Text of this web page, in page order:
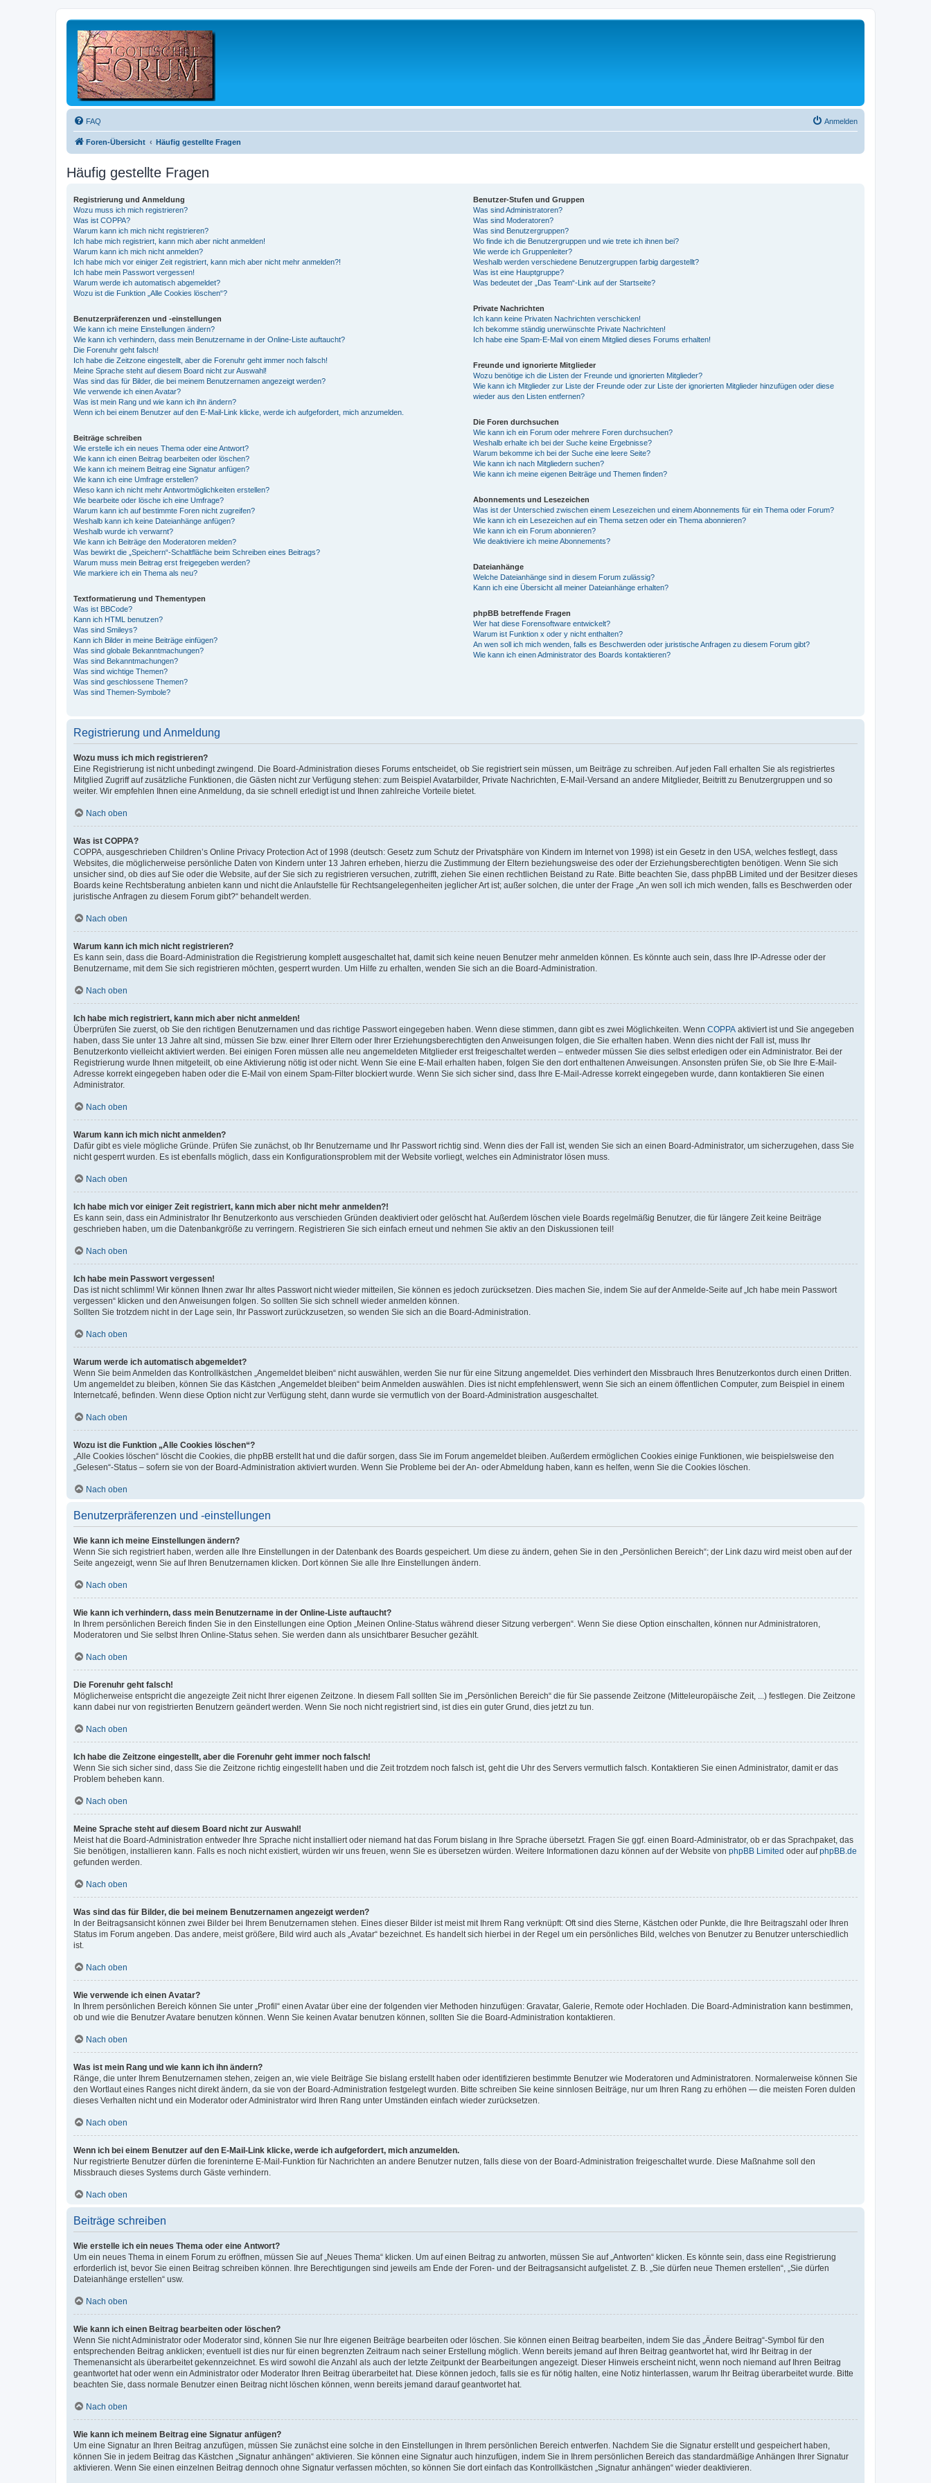
FAQ Anmelden
Foren-Übersicht Häufig gestellte Fragen
Häufig gestellte Fragen
Registrierung und Anmeldung
Wozu muss ich mich registrieren?
Was ist COPPA?
Warum kann ich mich nicht registrieren?
Ich habe mich registriert, kann mich aber nicht anmelden!
Warum kann ich mich nicht anmelden?
Ich habe mich vor einiger Zeit registriert, kann mich aber nicht mehr anmelden?!
Ich habe mein Passwort vergessen!
Warum werde ich automatisch abgemeldet?
Wozu ist die Funktion „Alle Cookies löschen“?
Benutzerpräferenzen und -einstellungen
Wie kann ich meine Einstellungen ändern?
Wie kann ich verhindern, dass mein Benutzername in der Online-Liste auftaucht?
Die Forenuhr geht falsch!
Ich habe die Zeitzone eingestellt, aber die Forenuhr geht immer noch falsch!
Meine Sprache steht auf diesem Board nicht zur Auswahl!
Was sind das für Bilder, die bei meinem Benutzernamen angezeigt werden?
Wie verwende ich einen Avatar?
Was ist mein Rang und wie kann ich ihn ändern?
Wenn ich bei einem Benutzer auf den E-Mail-Link klicke, werde ich aufgefordert, mich anzumelden.
Beiträge schreiben
Wie erstelle ich ein neues Thema oder eine Antwort?
Wie kann ich einen Beitrag bearbeiten oder löschen?
Wie kann ich meinem Beitrag eine Signatur anfügen?
Wie kann ich eine Umfrage erstellen?
Wieso kann ich nicht mehr Antwortmöglichkeiten erstellen?
Wie bearbeite oder lösche ich eine Umfrage?
Warum kann ich auf bestimmte Foren nicht zugreifen?
Weshalb kann ich keine Dateianhänge anfügen?
Weshalb wurde ich verwarnt?
Wie kann ich Beiträge den Moderatoren melden?
Was bewirkt die „Speichern“-Schaltfläche beim Schreiben eines Beitrags?
Warum muss mein Beitrag erst freigegeben werden?
Wie markiere ich ein Thema als neu?
Textformatierung und Thementypen
Was ist BBCode?
Kann ich HTML benutzen?
Was sind Smileys?
Kann ich Bilder in meine Beiträge einfügen?
Was sind globale Bekanntmachungen?
Was sind Bekanntmachungen?
Was sind wichtige Themen?
Was sind geschlossene Themen?
Was sind Themen-Symbole?
Benutzer-Stufen und Gruppen
Was sind Administratoren?
Was sind Moderatoren?
Was sind Benutzergruppen?
Wo finde ich die Benutzergruppen und wie trete ich ihnen bei?
Wie werde ich Gruppenleiter?
Weshalb werden verschiedene Benutzergruppen farbig dargestellt?
Was ist eine Hauptgruppe?
Was bedeutet der „Das Team“-Link auf der Startseite?
Private Nachrichten
Ich kann keine Privaten Nachrichten verschicken!
Ich bekomme ständig unerwünschte Private Nachrichten!
Ich habe eine Spam-E-Mail von einem Mitglied dieses Forums erhalten!
Freunde und ignorierte Mitglieder
Wozu benötige ich die Listen der Freunde und ignorierten Mitglieder?
Wie kann ich Mitglieder zur Liste der Freunde oder zur Liste der ignorierten Mitglieder hinzufügen oder diese
wieder aus den Listen entfernen?
Die Foren durchsuchen
Wie kann ich ein Forum oder mehrere Foren durchsuchen?
Weshalb erhalte ich bei der Suche keine Ergebnisse?
Warum bekomme ich bei der Suche eine leere Seite?
Wie kann ich nach Mitgliedern suchen?
Wie kann ich meine eigenen Beiträge und Themen finden?
Abonnements und Lesezeichen
Was ist der Unterschied zwischen einem Lesezeichen und einem Abonnements für ein Thema oder Forum?
Wie kann ich ein Lesezeichen auf ein Thema setzen oder ein Thema abonnieren?
Wie kann ich ein Forum abonnieren?
Wie deaktiviere ich meine Abonnements?
Dateianhänge
Welche Dateianhänge sind in diesem Forum zulässig?
Kann ich eine Übersicht all meiner Dateianhänge erhalten?
phpBB betreffende Fragen
Wer hat diese Forensoftware entwickelt?
Warum ist Funktion x oder y nicht enthalten?
An wen soll ich mich wenden, falls es Beschwerden oder juristische Anfragen zu diesem Forum gibt?
Wie kann ich einen Administrator des Boards kontaktieren?
Registrierung und Anmeldung
Wozu muss ich mich registrieren?
Eine Registrierung ist nicht unbedingt zwingend. Die Board-Administration dieses Forums entscheidet, ob Sie registriert sein müssen, um Beiträge zu schreiben. Auf jeden Fall erhalten Sie als registriertes
Mitglied Zugriff auf zusätzliche Funktionen, die Gästen nicht zur Verfügung stehen: zum Beispiel Avatarbilder, Private Nachrichten, E-Mail-Versand an andere Mitglieder, Beitritt zu Benutzergruppen und so
weiter. Wir empfehlen Ihnen eine Anmeldung, da sie schnell erledigt ist und Ihnen zahlreiche Vorteile bietet.
Nach oben
Was ist COPPA?
COPPA, ausgeschrieben Children’s Online Privacy Protection Act of 1998 (deutsch: Gesetz zum Schutz der Privatsphäre von Kindern im Internet von 1998) ist ein Gesetz in den USA, welches festlegt, dass
Websites, die möglicherweise persönliche Daten von Kindern unter 13 Jahren erheben, hierzu die Zustimmung der Eltern beziehungsweise des oder der Erziehungsberechtigten benötigen. Wenn Sie sich
unsicher sind, ob dies auf Sie oder die Website, auf der Sie sich zu registrieren versuchen, zutrifft, ziehen Sie einen rechtlichen Beistand zu Rate. Bitte beachten Sie, dass phpBB Limited und der Besitzer dieses
Boards keine Rechtsberatung anbieten kann und nicht die Anlaufstelle für Rechtsangelegenheiten jeglicher Art ist; außer solchen, die unter der Frage „An wen soll ich mich wenden, falls es Beschwerden oder
juristische Anfragen zu diesem Forum gibt?“ behandelt werden.
Nach oben
Warum kann ich mich nicht registrieren?
Es kann sein, dass die Board-Administration die Registrierung komplett ausgeschaltet hat, damit sich keine neuen Benutzer mehr anmelden können. Es könnte auch sein, dass Ihre IP-Adresse oder der
Benutzername, mit dem Sie sich registrieren möchten, gesperrt wurden. Um Hilfe zu erhalten, wenden Sie sich an die Board-Administration.
Nach oben
Ich habe mich registriert, kann mich aber nicht anmelden!
Überprüfen Sie zuerst, ob Sie den richtigen Benutzernamen und das richtige Passwort eingegeben haben. Wenn diese stimmen, dann gibt es zwei Möglichkeiten. Wenn COPPA aktiviert ist und Sie angegeben
haben, dass Sie unter 13 Jahre alt sind, müssen Sie bzw. einer Ihrer Eltern oder Ihrer Erziehungsberechtigten den Anweisungen folgen, die Sie erhalten haben. Wenn dies nicht der Fall ist, muss Ihr
Benutzerkonto vielleicht aktiviert werden. Bei einigen Foren müssen alle neu angemeldeten Mitglieder erst freigeschaltet werden – entweder müssen Sie dies selbst erledigen oder ein Administrator. Bei der
Registrierung wurde Ihnen mitgeteilt, ob eine Aktivierung nötig ist oder nicht. Wenn Sie eine E-Mail erhalten haben, folgen Sie den dort enthaltenen Anweisungen. Ansonsten prüfen Sie, ob Sie Ihre E-Mail-
Adresse korrekt eingegeben haben oder die E-Mail von einem Spam-Filter blockiert wurde. Wenn Sie sich sicher sind, dass Ihre E-Mail-Adresse korrekt eingegeben wurde, dann kontaktieren Sie einen
Administrator.
Nach oben
Warum kann ich mich nicht anmelden?
Dafür gibt es viele mögliche Gründe. Prüfen Sie zunächst, ob Ihr Benutzername und Ihr Passwort richtig sind. Wenn dies der Fall ist, wenden Sie sich an einen Board-Administrator, um sicherzugehen, dass Sie
nicht gesperrt wurden. Es ist ebenfalls möglich, dass ein Konfigurationsproblem mit der Website vorliegt, welches ein Administrator lösen muss.
Nach oben
Ich habe mich vor einiger Zeit registriert, kann mich aber nicht mehr anmelden?!
Es kann sein, dass ein Administrator Ihr Benutzerkonto aus verschieden Gründen deaktiviert oder gelöscht hat. Außerdem löschen viele Boards regelmäßig Benutzer, die für längere Zeit keine Beiträge
geschrieben haben, um die Datenbankgröße zu verringern. Registrieren Sie sich einfach erneut und nehmen Sie aktiv an den Diskussionen teil!
Nach oben
Ich habe mein Passwort vergessen!
Das ist nicht schlimm! Wir können Ihnen zwar Ihr altes Passwort nicht wieder mitteilen, Sie können es jedoch zurücksetzen. Dies machen Sie, indem Sie auf der Anmelde-Seite auf „Ich habe mein Passwort
vergessen“ klicken und den Anweisungen folgen. So sollten Sie sich schnell wieder anmelden können.
Sollten Sie trotzdem nicht in der Lage sein, Ihr Passwort zurückzusetzen, so wenden Sie sich an die Board-Administration.
Nach oben
Warum werde ich automatisch abgemeldet?
Wenn Sie beim Anmelden das Kontrollkästchen „Angemeldet bleiben“ nicht auswählen, werden Sie nur für eine Sitzung angemeldet. Dies verhindert den Missbrauch Ihres Benutzerkontos durch einen Dritten.
Um angemeldet zu bleiben, können Sie das Kästchen „Angemeldet bleiben“ beim Anmelden auswählen. Dies ist nicht empfehlenswert, wenn Sie sich an einem öffentlichen Computer, zum Beispiel in einem
Internetcafé, befinden. Wenn diese Option nicht zur Verfügung steht, dann wurde sie vermutlich von der Board-Administration ausgeschaltet.
Nach oben
Wozu ist die Funktion „Alle Cookies löschen“?
„Alle Cookies löschen“ löscht die Cookies, die phpBB erstellt hat und die dafür sorgen, dass Sie im Forum angemeldet bleiben. Außerdem ermöglichen Cookies einige Funktionen, wie beispielsweise den
„Gelesen“-Status – sofern sie von der Board-Administration aktiviert wurden. Wenn Sie Probleme bei der An- oder Abmeldung haben, kann es helfen, wenn Sie die Cookies löschen.
Nach oben
Benutzerpräferenzen und -einstellungen
Wie kann ich meine Einstellungen ändern?
Wenn Sie sich registriert haben, werden alle Ihre Einstellungen in der Datenbank des Boards gespeichert. Um diese zu ändern, gehen Sie in den „Persönlichen Bereich“; der Link dazu wird meist oben auf der
Seite angezeigt, wenn Sie auf Ihren Benutzernamen klicken. Dort können Sie alle Ihre Einstellungen ändern.
Nach oben
Wie kann ich verhindern, dass mein Benutzername in der Online-Liste auftaucht?
In Ihrem persönlichen Bereich finden Sie in den Einstellungen eine Option „Meinen Online-Status während dieser Sitzung verbergen“. Wenn Sie diese Option einschalten, können nur Administratoren,
Moderatoren und Sie selbst Ihren Online-Status sehen. Sie werden dann als unsichtbarer Besucher gezählt.
Nach oben
Die Forenuhr geht falsch!
Möglicherweise entspricht die angezeigte Zeit nicht Ihrer eigenen Zeitzone. In diesem Fall sollten Sie im „Persönlichen Bereich“ die für Sie passende Zeitzone (Mitteleuropäische Zeit, ...) festlegen. Die Zeitzone
kann dabei nur von registrierten Benutzern geändert werden. Wenn Sie noch nicht registriert sind, ist dies ein guter Grund, dies jetzt zu tun.
Nach oben
Ich habe die Zeitzone eingestellt, aber die Forenuhr geht immer noch falsch!
Wenn Sie sich sicher sind, dass Sie die Zeitzone richtig eingestellt haben und die Zeit trotzdem noch falsch ist, geht die Uhr des Servers vermutlich falsch. Kontaktieren Sie einen Administrator, damit er das
Problem beheben kann.
Nach oben
Meine Sprache steht auf diesem Board nicht zur Auswahl!
Meist hat die Board-Administration entweder Ihre Sprache nicht installiert oder niemand hat das Forum bislang in Ihre Sprache übersetzt. Fragen Sie ggf. einen Board-Administrator, ob er das Sprachpaket, das
Sie benötigen, installieren kann. Falls es noch nicht existiert, würden wir uns freuen, wenn Sie es übersetzen würden. Weitere Informationen dazu können auf der Website von phpBB Limited oder aufphpBB.de
gefunden werden.
Nach oben
Was sind das für Bilder, die bei meinem Benutzernamen angezeigt werden?
In der Beitragsansicht können zwei Bilder bei Ihrem Benutzernamen stehen. Eines dieser Bilder ist meist mit Ihrem Rang verknüpft: Oft sind dies Sterne, Kästchen oder Punkte, die Ihre Beitragszahl oder Ihren
Status im Forum angeben. Das andere, meist größere, Bild wird auch als „Avatar“ bezeichnet. Es handelt sich hierbei in der Regel um ein persönliches Bild, welches von Benutzer zu Benutzer unterschiedlich
ist.
Nach oben
Wie verwende ich einen Avatar?
In Ihrem persönlichen Bereich können Sie unter „Profil“ einen Avatar über eine der folgenden vier Methoden hinzufügen: Gravatar, Galerie, Remote oder Hochladen. Die Board-Administration kann bestimmen,
ob und wie die Benutzer Avatare benutzen können. Wenn Sie keinen Avatar benutzen können, sollten Sie die Board-Administration kontaktieren.
Nach oben
Was ist mein Rang und wie kann ich ihn ändern?
Ränge, die unter Ihrem Benutzernamen stehen, zeigen an, wie viele Beiträge Sie bislang erstellt haben oder identifizieren bestimmte Benutzer wie Moderatoren und Administratoren. Normalerweise können Sie
den Wortlaut eines Ranges nicht direkt ändern, da sie von der Board-Administration festgelegt wurden. Bitte schreiben Sie keine sinnlosen Beiträge, nur um Ihren Rang zu erhöhen — die meisten Foren dulden
dieses Verhalten nicht und ein Moderator oder Administrator wird Ihren Rang unter Umständen einfach wieder zurücksetzen.
Nach oben
Wenn ich bei einem Benutzer auf den E-Mail-Link klicke, werde ich aufgefordert, mich anzumelden.
Nur registrierte Benutzer dürfen die foreninterne E-Mail-Funktion für Nachrichten an andere Benutzer nutzen, falls diese von der Board-Administration freigeschaltet wurde. Diese Maßnahme soll den
Missbrauch dieses Systems durch Gäste verhindern.
Nach oben
Beiträge schreiben
Wie erstelle ich ein neues Thema oder eine Antwort?
Um ein neues Thema in einem Forum zu eröffnen, müssen Sie auf „Neues Thema“ klicken. Um auf einen Beitrag zu antworten, müssen Sie auf „Antworten“ klicken. Es könnte sein, dass eine Registrierung
erforderlich ist, bevor Sie einen Beitrag schreiben können. Ihre Berechtigungen sind jeweils am Ende der Foren- und der Beitragsansicht aufgelistet. Z. B. „Sie dürfen neue Themen erstellen“, „Sie dürfen
Dateianhänge erstellen“ usw.
Nach oben
Wie kann ich einen Beitrag bearbeiten oder löschen?
Wenn Sie nicht Administrator oder Moderator sind, können Sie nur Ihre eigenen Beiträge bearbeiten oder löschen. Sie können einen Beitrag bearbeiten, indem Sie das „Ändere Beitrag“-Symbol für den
entsprechenden Beitrag anklicken; eventuell ist dies nur für einen begrenzten Zeitraum nach seiner Erstellung möglich. Wenn bereits jemand auf Ihren Beitrag geantwortet hat, wird Ihr Beitrag in der
Themenansicht als überarbeitet gekennzeichnet. Es wird sowohl die Anzahl als auch der letzte Zeitpunkt der Bearbeitungen angezeigt. Dieser Hinweis erscheint nicht, wenn noch niemand auf Ihren Beitrag
geantwortet hat oder wenn ein Administrator oder Moderator Ihren Beitrag überarbeitet hat. Diese können jedoch, falls sie es für nötig halten, eine Notiz hinterlassen, warum Ihr Beitrag überarbeitet wurde. Bitte
beachten Sie, dass normale Benutzer einen Beitrag nicht löschen können, wenn bereits jemand darauf geantwortet hat.
Nach oben
Wie kann ich meinem Beitrag eine Signatur anfügen?
Um eine Signatur an Ihren Beitrag anzufügen, müssen Sie zunächst eine solche in den Einstellungen in Ihrem persönlichen Bereich entwerfen. Nachdem Sie die Signatur erstellt und gespeichert haben,
können Sie in jedem Beitrag das Kästchen „Signatur anhängen“ aktivieren. Sie können eine Signatur auch hinzufügen, indem Sie in Ihrem persönlichen Bereich das standardmäßige Anhängen Ihrer Signatur
aktivieren. Wenn Sie einen einzelnen Beitrag dennoch ohne Signatur verfassen möchten, so können Sie dort einfach das Kontrollkästchen „Signatur anhängen“ wieder deaktivieren.